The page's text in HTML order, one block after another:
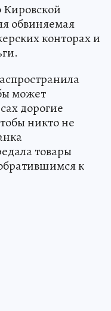
обвиняемая
конторах и
может
дорогие
никто не
товары
к